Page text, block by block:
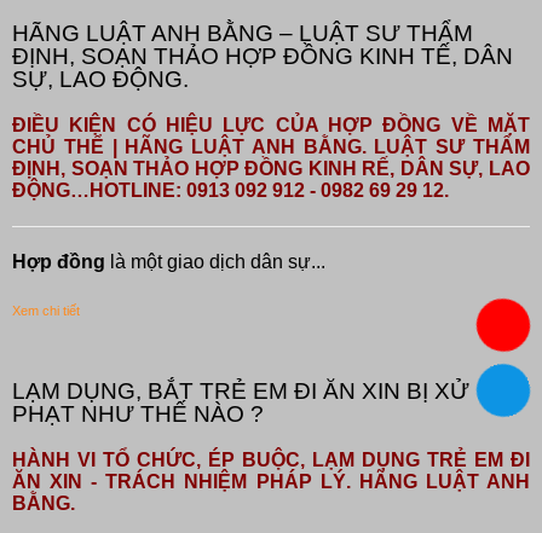
HÃNG LUẬT ANH BẰNG – LUẬT SƯ THẨM
ĐỊNH, SOẠN THẢO HỢP ĐỒNG KINH TẾ, DÂN
SỰ, LAO ĐỘNG.
ĐIỀU KIỆN CÓ HIỆU LỰC CỦA HỢP ĐỒNG VỀ MẶT
CHỦ THỂ | HÃNG LUẬT ANH BẰNG. LUẬT SƯ THẨM
ĐỊNH, SOẠN THẢO HỢP ĐỒNG KINH RẾ, DÂN SỰ, LAO
ĐỘNG…HOTLINE: 0913 092 912 - 0982 69 29 12.
Hợp đồng là một giao dịch dân sự...
Xem chi tiết
LẠM DỤNG, BẮT TRẺ EM ĐI ĂN XIN BỊ XỬ
PHẠT NHƯ THẾ NÀO ?
HÀNH VI TỔ CHỨC, ÉP BUỘC, LẠM DỤNG TRẺ EM ĐI
ĂN XIN - TRÁCH NHIỆM PHÁP LÝ. HÃNG LUẬT ANH
BẰNG.